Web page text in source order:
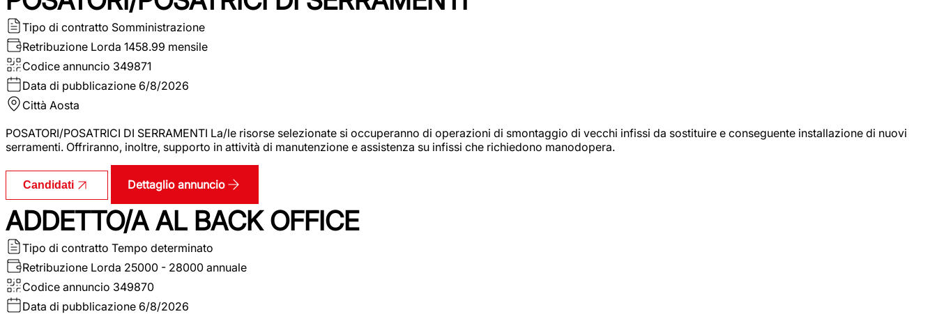
Tipo di contratto Somministrazione
Retribuzione Lorda 1458.99 mensile
Codice annuncio 349871
Data di pubblicazione 6/8/2026
Città Aosta
POSATORI/POSATRICI DI SERRAMENTI La/le risorse selezionate si occuperanno di operazioni di smontaggio di vecchi infissi da sostituire e conseguente installazione di nuovi
serramenti. Offriranno, inoltre, supporto in attività di manutenzione e assistenza su infissi che richiedono manodopera.
Candidati Dettaglio annuncio
ADDETTO/A AL BACK OFFICE
Tipo di contratto Tempo determinato
Retribuzione Lorda 25000 - 28000 annuale
Codice annuncio 349870
Data di pubblicazione 6/8/2026